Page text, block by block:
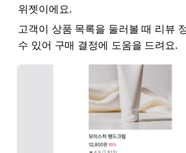
위젯이에요.
고객이 상품 목록을 둘러볼 때 리뷰
수 있어 구매 결정에 도움을 드려요.